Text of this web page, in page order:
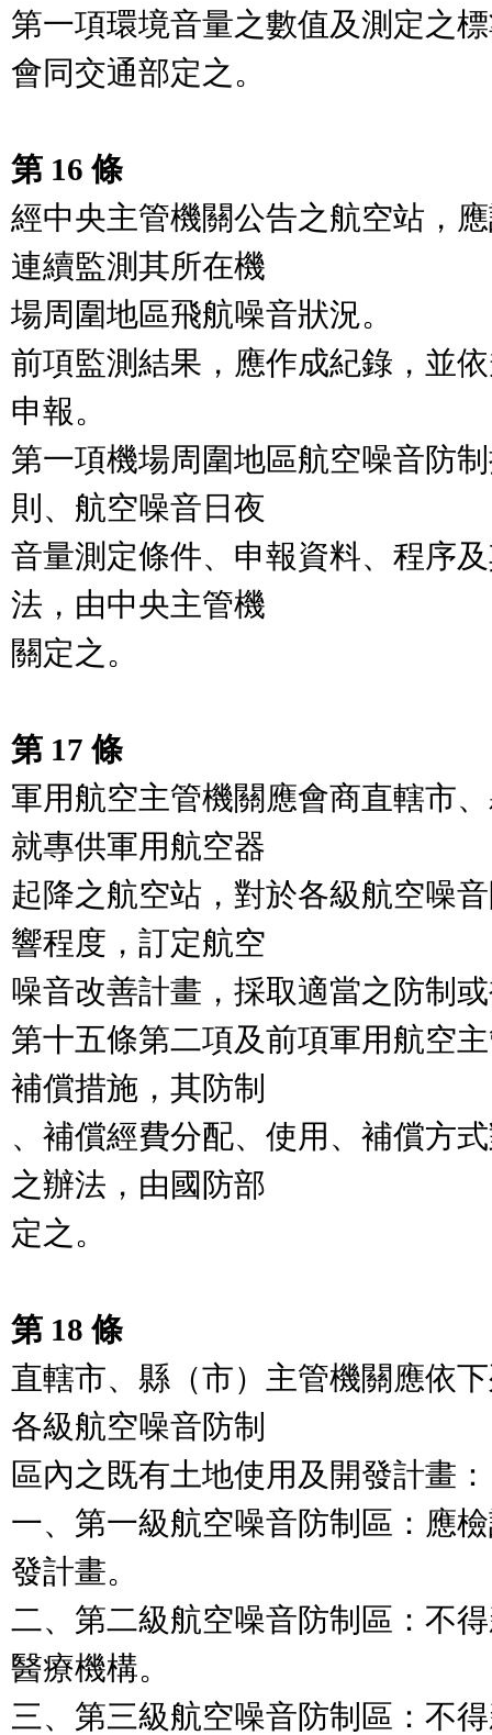
第一項環境音量之數值及測定之
會同交通部定之。
第 16 條
經中央主管機關公告之航空站，
連續監測其所在機
場周圍地區飛航噪音狀況。
前項監測結果，應作成紀錄，並
申報。
第一項機場周圍地區航空噪音防
則、航空噪音日夜
音量測定條件、申報資料、程序
法，由中央主管機
關定之。
第 17 條
軍用航空主管機關應會商直轄市
就專供軍用航空器
起降之航空站，對於各級航空噪
響程度，訂定航空
噪音改善計畫，採取適當之防制
第十五條第二項及前項軍用航空
補償措施，其防制
、補償經費分配、使用、補償方
之辦法，由國防部
定之。
第 18 條
直轄市、縣（市）主管機關應依
各級航空噪音防制
區內之既有土地使用及開發計畫：
一、第一級航空噪音防制區：應
發計畫。
二、第二級航空噪音防制區：不
醫療機構。
三、第三級航空噪音防制區：不